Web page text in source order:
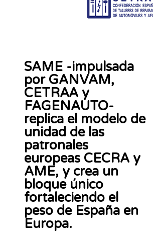
SAME -impulsada
por GANVAM,
CETRAA y
FAGENAUTO-
replica el modelo de
unidad de las
patronales
europeas CECRA y
AME, y crea un
bloque único
fortaleciendo el
peso de España en
Europa.